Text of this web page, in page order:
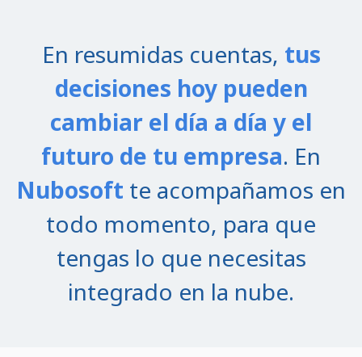
En resumidas cuentas, tus
decisiones hoy pueden
cambiar el día a día y el
futuro de tu empresa. En
Nubosoft te acompañamos en
todo momento, para que
tengas lo que necesitas
integrado en la nube.